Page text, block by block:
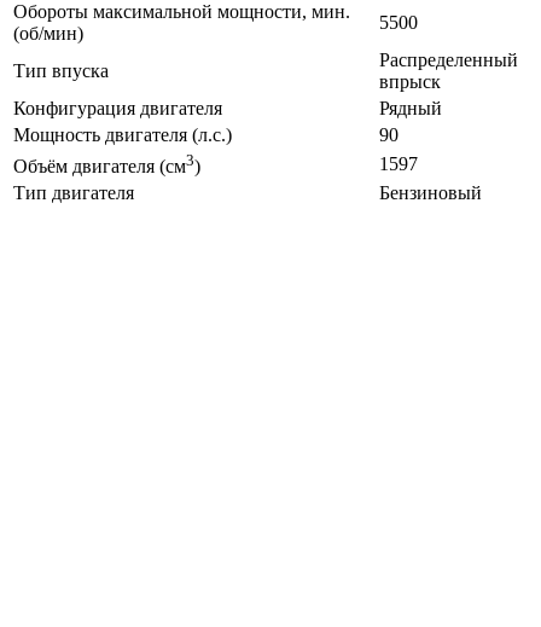
Обороты максимальной мощности, мин.
(об/мин)
5500
Тип впуска
Распределенный
впрыск
Конфигурация двигателя
Рядный
Мощность двигателя (л.с.)
90
Объём двигателя (см3)
1597
Тип двигателя
Бензиновый